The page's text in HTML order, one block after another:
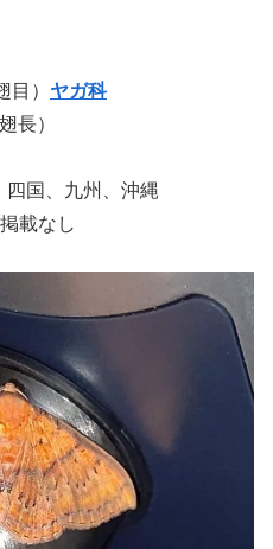
目） ヤガ科
長）
四国、九州、沖縄
掲載なし